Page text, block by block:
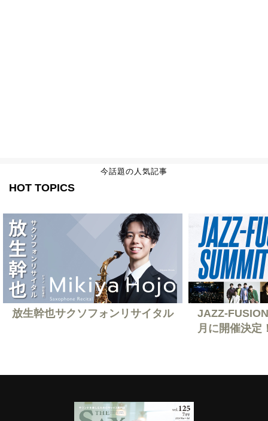
今話題の人気記事
HOT TOPICS
放生幹也サクソフォンリサイタル
JAZZ-
月に開催決定